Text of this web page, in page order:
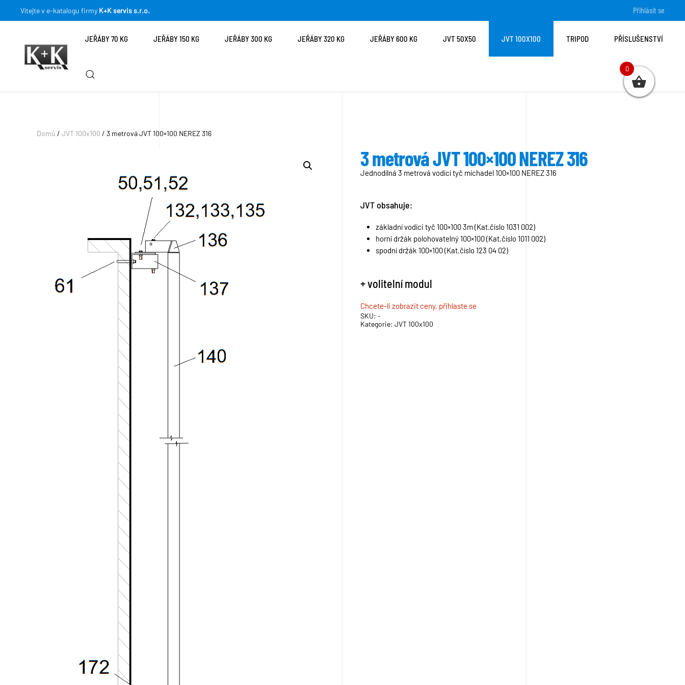
Vítejte v e-katalogu firmy K+K servis s.r.o. Přihlásit se
JEŘÁBY 70 KG JEŘÁBY 150 KG JEŘÁBY 300 KG JEŘÁBY 320 KG JEŘÁBY 600 KG JVT 50X50 JVT 100X100 TRIPOD PŘÍSLUŠENSTVÍ
Domů / JVT 100x100 / 3 metrová JVT 100×100 NEREZ 316
3 metrová JVT 100×100 NEREZ 316
Jednodílná 3 metrová vodící tyč míchadel 100×100 NEREZ 316
JVT obsahuje:
základní vodíci tyč 100×100 3m (Kat.číslo 1031 002)
horní držák polohovatelný 100×100 (Kat.číslo 1011 002)
spodní držák 100×100 (Kat.číslo 123 04 02)
+ volitelní modul
Chcete-li zobrazit ceny, přihlaste se
SKU: -
Kategorie: JVT 100x100
0